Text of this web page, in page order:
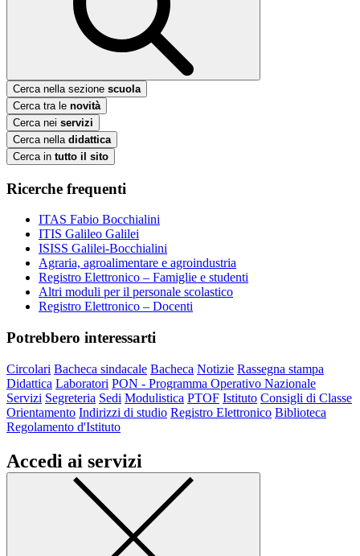
Cerca nella sezione scuola
Cerca tra le novità
Cerca nei servizi
Cerca nella didattica
Cerca in tutto il sito
Ricerche frequenti
ITAS Fabio Bocchialini
ITIS Galileo Galilei
ISISS Galilei-Bocchialini
Agraria, agroalimentare e agroindustria
Registro Elettronico – Famiglie e studenti
Altri moduli per il personale scolastico
Registro Elettronico – Docenti
Potrebbero interessarti
Circolari Bacheca sindacale Bacheca Notizie Rassegna stampa
Didattica Laboratori PON - Programma Operativo Nazionale
Servizi Segreteria Sedi Modulistica PTOF Istituto Consigli di Classe
Orientamento Indirizzi di studio Registro Elettronico Biblioteca
Regolamento d'Istituto
Accedi ai servizi